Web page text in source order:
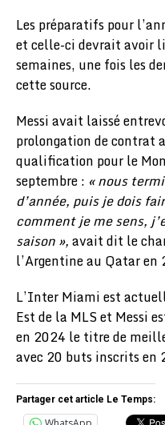
Les préparatifs pour
et celle-ci devrait avoir
semaines, une fois les
cette source.
Messi avait laissé
prolongation de contrat
qualification pour le
septembre : « nous
d’année, puis je dois
comment je me sens,
saison »,avait dit le
l’Argentine au Qatar en
L’Inter Miami est
Est de la MLS et Messi
en 2024 le titre de
avec 20 buts inscrits en
Partager cet article Le Temps: